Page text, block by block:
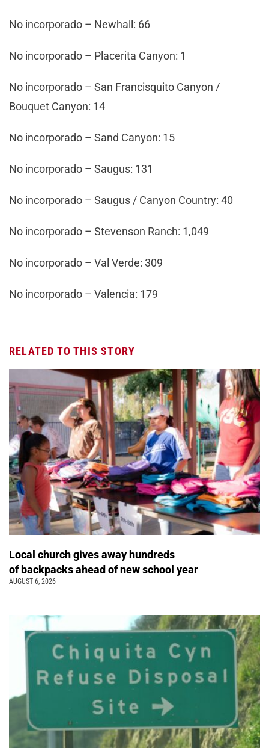
No incorporado – Newhall: 66
No incorporado – Placerita Canyon: 1
No incorporado – San Francisquito Canyon /
Bouquet Canyon: 14
No incorporado – Sand Canyon: 15
No incorporado – Saugus: 131
No incorporado – Saugus / Canyon Country: 40
No incorporado – Stevenson Ranch: 1,049
No incorporado – Val Verde: 309
No incorporado – Valencia: 179
RELATED TO THIS STORY
Local church gives away hundreds
of backpacks ahead of new school year
AUGUST 6, 2026